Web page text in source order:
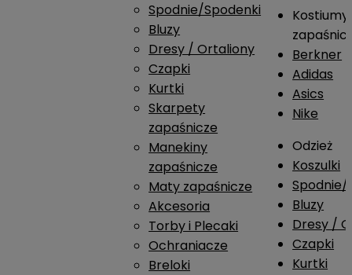
Spodnie/Spodenki
Bluzy
Dresy / Ortaliony
Czapki
Kurtki
Skarpety
zapaśnicze
Manekiny
zapaśnicze
Maty zapaśnicze
Akcesoria
Torby i Plecaki
Ochraniacze
Breloki
Kostiumy
Berkner
Adidas
Asics
Nike
Odzież
Koszulki
Spodnie/
Bluzy
Dresy /
Czapki
Kurtki